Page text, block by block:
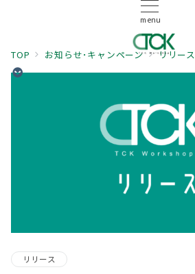
menu
TOP お知らせ･キャンペーン リリース
リリース